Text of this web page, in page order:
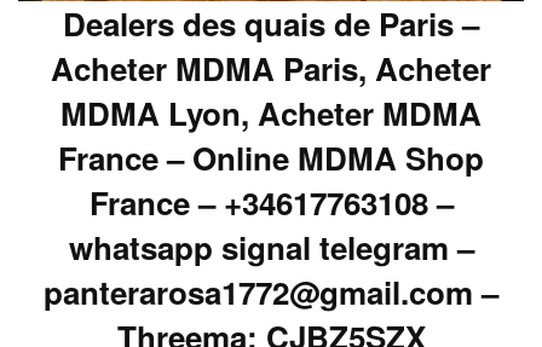
Dealers des quais de Paris –
Acheter MDMA Paris, Acheter
MDMA Lyon, Acheter MDMA
France – Online MDMA Shop
France – +34617763108 –
whatsapp signal telegram –
panterarosa1772@gmail.com –
Threema: CJBZ5SZX